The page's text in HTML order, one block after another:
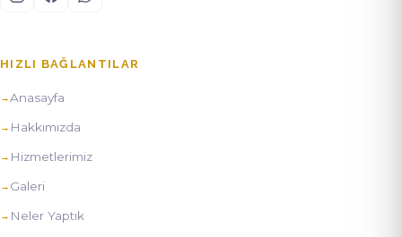
HIZLI BAĞLANTILAR
Anasayfa
Hakkımızda
Hizmetlerimiz
Galeri
Neler Yaptık